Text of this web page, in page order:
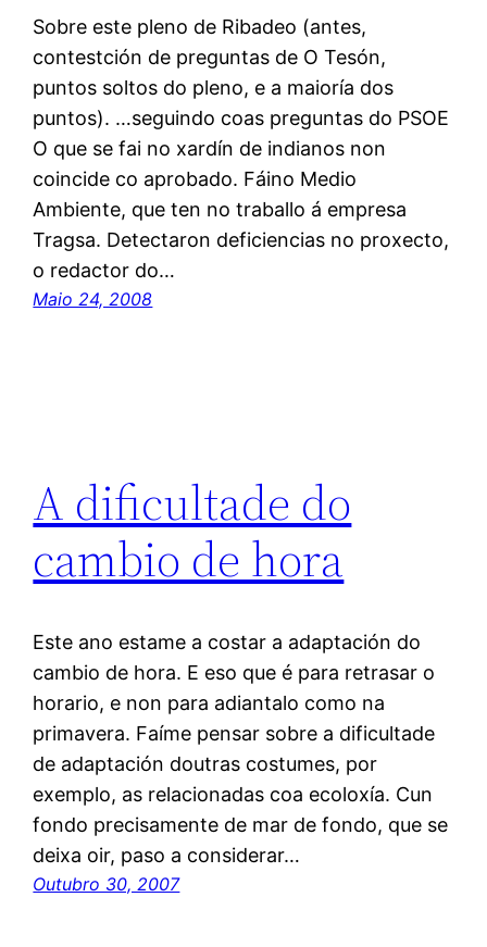
Sobre este pleno de Ribadeo (antes,
contestción de preguntas de O Tesón,
puntos soltos do pleno, e a maioría dos
puntos). …seguindo coas preguntas do PSOE
O que se fai no xardín de indianos non
coincide co aprobado. Fáino Medio
Ambiente, que ten no traballo á empresa
Tragsa. Detectaron deficiencias no proxecto,
o redactor do…
Maio 24, 2008
A dificultade do
cambio de hora
Este ano estame a costar a adaptación do
cambio de hora. E eso que é para retrasar o
horario, e non para adiantalo como na
primavera. Faíme pensar sobre a dificultade
de adaptación doutras costumes, por
exemplo, as relacionadas coa ecoloxía. Cun
fondo precisamente de mar de fondo, que se
deixa oir, paso a considerar…
Outubro 30, 2007